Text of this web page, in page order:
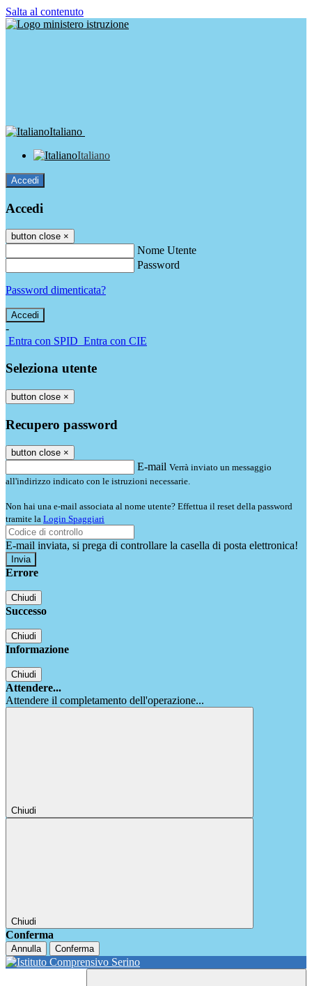
Salta al contenuto
Italiano
Italiano
Accedi
Accedi
button close ×
Nome Utente
Password
Password dimenticata?
-
Entra con SPID Entra con CIE
Seleziona utente
button close ×
Recupero password
button close ×
E-mail Verrà inviato un messaggio
all'indirizzo indicato con le istruzioni necessarie.
Non hai una e-mail associata al nome utente? Effettua il reset della password
tramite la Login Spaggiari
E-mail inviata, si prega di controllare la casella di posta elettronica!
Errore
Chiudi
Successo
Chiudi
Informazione
Chiudi
Attendere...
Attendere il completamento dell'operazione...
Chiudi
Chiudi
Conferma
Annulla Conferma